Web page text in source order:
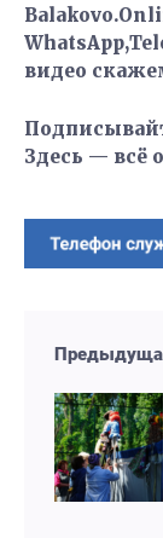
видео
Здесь — всё